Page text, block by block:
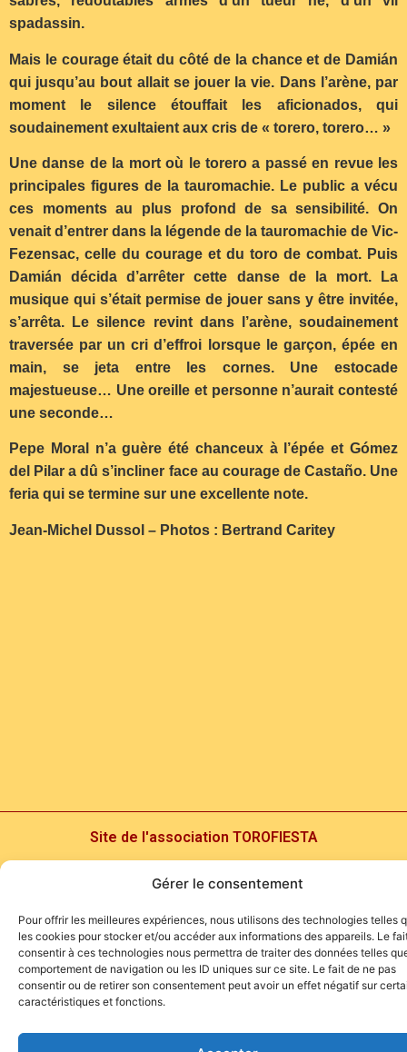
Gérer le consentement
Pour offrir les meilleures expériences, nous utilisons des technologies telles
les cookies pour stocker et/ou accéder aux informations des appareils. Le
consentir à ces technologies nous permettra de traiter des données telles
comportement de navigation ou les ID uniques sur ce site. Le fait de ne pas
consentir ou de retirer son consentement peut avoir un effet négatif sur
caractéristiques et fonctions.
spadassin.
Mais le courage était du côté de la chance et de Damián
qui jusqu’au bout allait se jouer la vie. Dans l’arène, par
moment le silence étouffait les aficionados, qui
soudainement exultaient aux cris de « torero, torero… »
Une danse de la mort où le torero a passé en revue les
principales figures de la tauromachie. Le public a vécu
ces moments au plus profond de sa sensibilité. On
venait d’entrer dans la légende de la tauromachie de Vic-
Fezensac, celle du courage et du toro de combat. Puis
Damián décida d’arrêter cette danse de la mort. La
musique qui s’était permise de jouer sans y être invitée,
s’arrêta. Le silence revint dans l’arène, soudainement
traversée par un cri d’effroi lorsque le garçon, épée en
main, se jeta entre les cornes. Une estocade
majestueuse… Une oreille et personne n’aurait contesté
une seconde…
Pepe Moral n’a guère été chanceux à l’épée et Gómez
del Pilar a dû s’incliner face au courage de Castaño. Une
feria qui se termine sur une excellente note.
Jean-Michel Dussol – Photos : Bertrand Caritey
Site de l'association TOROFIESTA